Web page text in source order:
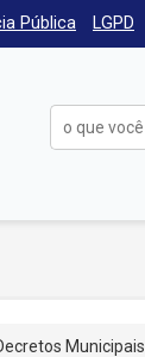
Pública LGPD
Municipais